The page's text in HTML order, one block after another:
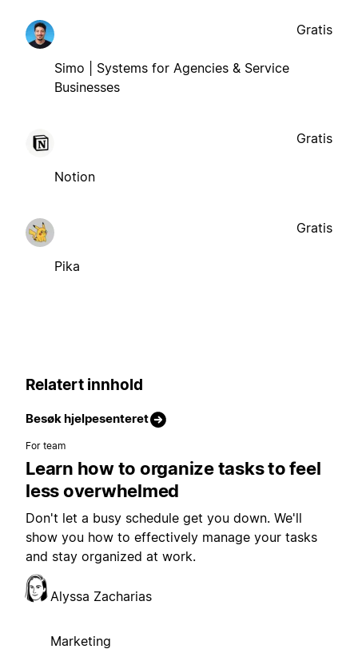
Simo | Systems for Agencies & Service
Businesses
Gratis
Notion
Gratis
Pika
Gratis
Relatert innhold
Besøk hjelpesenteret
For team
Learn how to organize tasks to feel
less overwhelmed
Don't let a busy schedule get you down. We'll
show you how to effectively manage your tasks
and stay organized at work.
Alyssa Zacharias
Marketing